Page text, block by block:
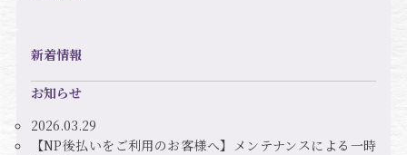
新着情報
お知らせ
2026.03.29
【NP後払いをご利用のお客様へ】メンテナンスによる一時